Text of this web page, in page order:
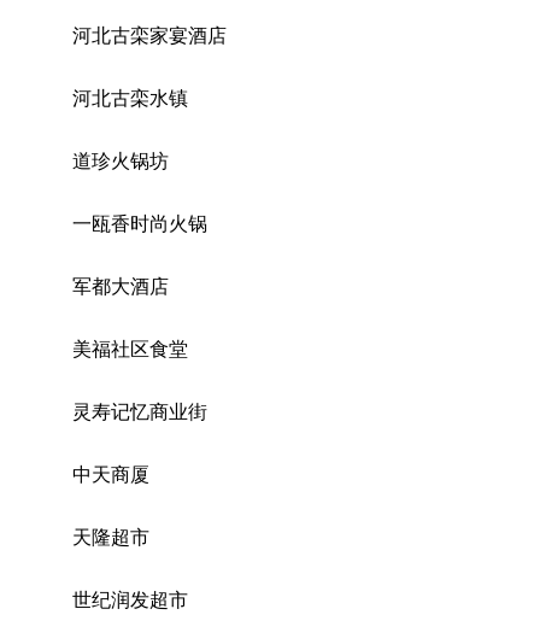
河北古栾家宴酒店
河北古栾水镇
道珍火锅坊
一瓯香时尚火锅
军都大酒店
美福社区食堂
灵寿记忆商业街
中天商厦
天隆超市
世纪润发超市